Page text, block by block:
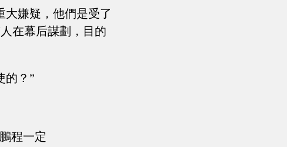
大嫌疑，他們是受了
在幕后謀劃，目的
的？”
程一定